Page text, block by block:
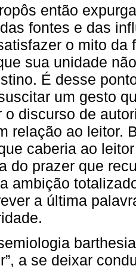
então
fontes e das
o mito da
sua unidade
É desse
um gesto
o discurso de
relação ao leitor.
caberia ao
do prazer que
ambição
a última
a se deixar